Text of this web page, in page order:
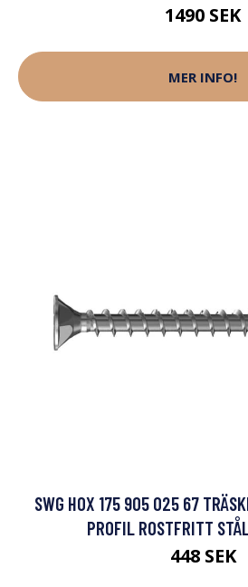
1490 SEK
MER INFO!
SWG HOX 175 905 025 67
PROFIL ROSTFRITT
448 SEK